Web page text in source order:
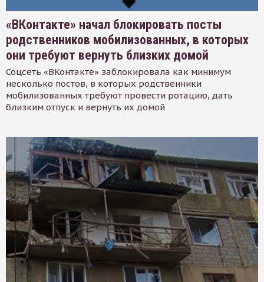
«ВКонтакте» начал блокировать посты
родственников мобилизованных, в которых
они требуют вернуть близких домой
Соцсеть «ВКонтакте» заблокировала как минимум
несколько постов, в которых родственники
мобилизованных требуют провести ротацию, дать
близким отпуск и вернуть их домой